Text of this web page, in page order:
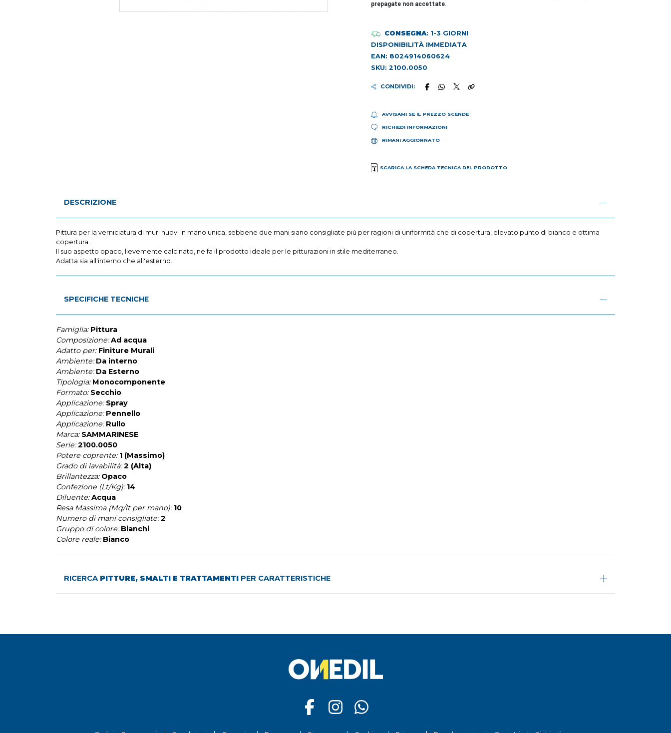
prepagate non accettate.
CONSEGNA: 1-3 GIORNI
DISPONIBILITÀ IMMEDIATA
EAN: 8024914060624
SKU: 2100.0050
CONDIVIDI:
AVVISAMI SE IL PREZZO SCENDE
RICHIEDI INFORMAZIONI
RIMANI AGGIORNATO
SCARICA LA SCHEDA TECNICA DEL PRODOTTO
DESCRIZIONE
Pittura per la verniciatura di muri nuovi in mano unica, sebbene due mani siano consigliate più per ragioni di uniformità che di copertura, elevato punto di bianco e ottima
copertura.
Il suo aspetto opaco, lievemente calcinato, ne fa il prodotto ideale per le pitturazioni in stile mediterraneo.
Adatta sia all'interno che all'esterno.
SPECIFICHE TECNICHE
Famiglia: Pittura
Composizione: Ad acqua
Adatto per: Finiture Murali
Ambiente: Da interno
Ambiente: Da Esterno
Tipologia: Monocomponente
Formato: Secchio
Applicazione: Spray
Applicazione: Pennello
Applicazione: Rullo
Marca: SAMMARINESE
Serie: 2100.0050
Potere coprente: 1 (Massimo)
Grado di lavabilità: 2 (Alta)
Brillantezza: Opaco
Confezione (Lt/Kg): 14
Diluente: Acqua
Resa Massima (Mq/lt per mano): 10
Numero di mani consigliate: 2
Gruppo di colore: Bianchi
Colore reale: Bianco
RICERCA PITTURE, SMALTI E TRATTAMENTI PER CARATTERISTICHE